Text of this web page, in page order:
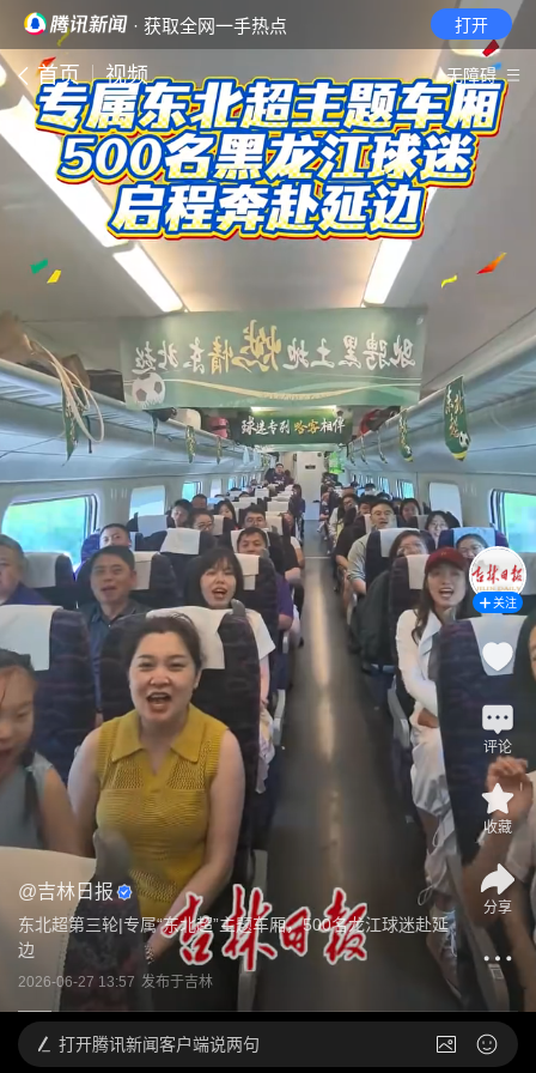
· 获取全网一手热点 打开
首页 视频 无障碍
@吉林日报
东北超第三轮|专属“东北超”主题车厢，500名龙江球迷赴延
边
2026-06-27 13:57 发布于吉林
关注
评论
收藏
分享
打开腾讯新闻客户端说两句